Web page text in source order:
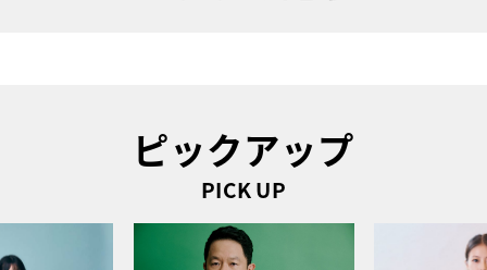
ピックアップ
PICK UP